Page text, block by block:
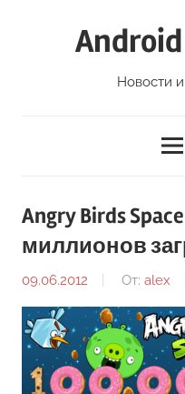
Новости
Angry Birds
миллионов
09.06.2012 От: alex